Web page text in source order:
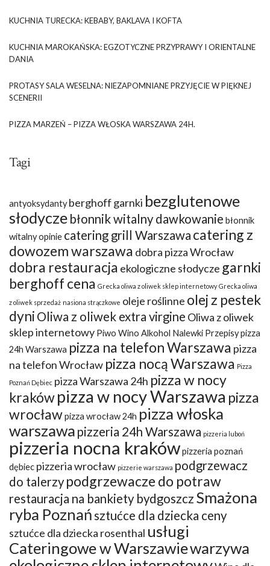
KUCHNIA TURECKA: KEBABY, BAKLAVA I KOFTA
KUCHNIA MAROKAŃSKA: EGZOTYCZNE PRZYPRAWY I ORIENTALNE
DANIA
PROTASY SALA WESELNA: NIEZAPOMNIANE PRZYJĘCIE W PIĘKNEJ
SCENERII
PIZZA MARZEŃ – PIZZA WŁOSKA WARSZAWA 24H.
Tagi
antyoksydanty berghoff garnki bezglutenowe
słodycze błonnik witalny dawkowanie błonnik
witalny opinie catering grill Warszawa catering z
dowozem warszawa dobra pizza Wrocław
dobra restauracja ekologiczne słodycze garnki
berghoff cena Grecka oliwa z oliwek sklep internetowy Grecka oliwa
z oliwek sprzedaż nasiona strączkowe oleje roślinne olej z pestek
dyni Oliwa z oliwek extra virgine Oliwa z oliwek
sklep internetowy Piwo Wino Alkohol Nalewki Przepisypizza
24h Warszawa pizza na telefon Warszawa pizza
na telefon Wrocław pizza nocą Warszawa Pizza
Poznań Dębiec pizza Warszawa 24h pizza w nocy
krakówpizza w nocy Warszawa pizza
wrocławpizza wrocław 24h pizza włoska
warszawa pizzeria 24h Warszawa pizzeria luboń
pizzeria nocna krakówpizzeria poznań
dębiec pizzeria wrocław pizzerie warszawa podgrzewacz
do talerzy podgrzewacze do potraw
restauracja na bankiety bydgoszcz Smażona
ryba Poznań sztućce dla dziecka ceny
sztućce dla dziecka rosenthal usługi
Cateringowe w Warszawiewarzywa